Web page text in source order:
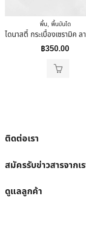
พื้น, พื้นบันได
฿350.00
ติดต่อเรา
สมัครรับข่าวสารจากเ
ดูแลลูกค้า